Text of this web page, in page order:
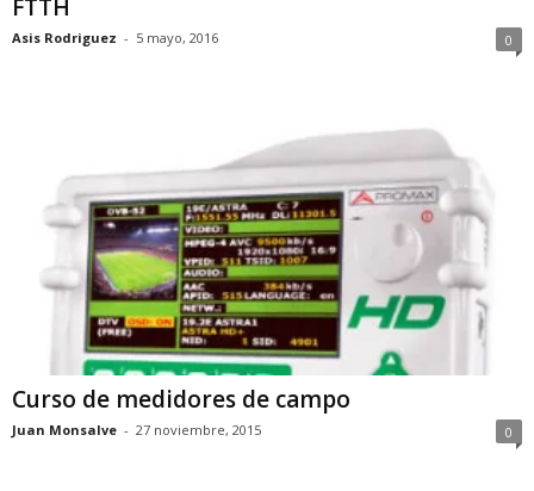
FTTH
Asis Rodriguez - 5 mayo, 2016 0
Curso de medidores de campo
Juan Monsalve - 27 noviembre, 2015 0